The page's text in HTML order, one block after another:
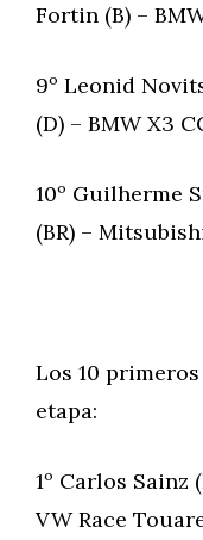
Fortin (B) –
9º Leonid
(D) – BMW X3
10º Guilherme
(BR) –
Los 10
etapa:
1º Carlos Sainz
VW Race